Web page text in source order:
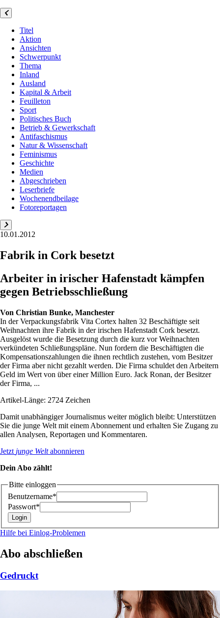
Titel
Aktion
Ansichten
Schwerpunkt
Thema
Inland
Ausland
Kapital & Arbeit
Feuilleton
Sport
Politisches Buch
Betrieb & Gewerkschaft
Antifaschismus
Natur & Wissenschaft
Feminismus
Geschichte
Medien
Abgeschrieben
Leserbriefe
Wochenendbeilage
Fotoreportagen
10.01.2012
Fabrik in Cork besetzt
Arbeiter in irischer Hafenstadt kämpfen
gegen Betriebsschließung
Von Christian Bunke, Manchester
In der Verpackungsfabrik Vita Cortex halten 32 Beschäftigte seit
Weihnachten ihre Fabrik in der irischen Hafenstadt Cork besetzt.
Ausgelöst wurde die Besetzung durch die kurz vor Weihnachten
verkündeten Schließungspläne. Nun fordern die Beschäftigten die
Kompensationszahlungen die ihnen rechtlich zustehen, vom Besitzer
der Firma aber nicht gezahlt werden. Die Firma schuldet den Arbeitern
Geld im Wert von über einer Million Euro. Jack Ronan, der Besitzer
der Firma, ...
Artikel-Länge: 2724 Zeichen
Damit unabhängiger Journalismus weiter möglich bleibt: Unterstützen
Sie die junge Welt mit einem Abonnement und erhalten Sie Zugang zu
allen Analysen, Reportagen und Kommentaren.
Jetzt junge Weltabonnieren
Dein Abo zählt!
Bitte einloggen
Benutzername*
Passwort*
Hilfe bei Einlog-Problemen
Abo abschließen
Gedruckt